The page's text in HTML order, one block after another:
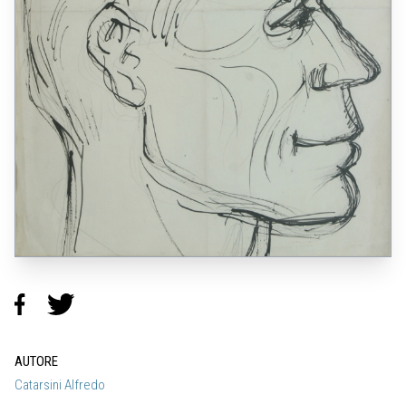
AUTORE
Catarsini Alfredo